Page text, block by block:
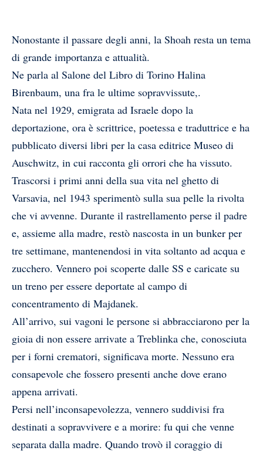
Nonostante il passare degli anni, la Shoah resta un tema
di grande importanza e attualità.
Ne parla al Salone del Libro di Torino Halina
Birenbaum, una fra le ultime sopravvissute,.
Nata nel 1929, emigrata ad Israele dopo la
deportazione, ora è scrittrice, poetessa e traduttrice e ha
pubblicato diversi libri per la casa editrice Museo di
Auschwitz, in cui racconta gli orrori che ha vissuto.
Trascorsi i primi anni della sua vita nel ghetto di
Varsavia, nel 1943 sperimentò sulla sua pelle la rivolta
che vi avvenne. Durante il rastrellamento perse il padre
e, assieme alla madre, restò nascosta in un bunker per
tre settimane, mantenendosi in vita soltanto ad acqua e
zucchero. Vennero poi scoperte dalle SS e caricate su
un treno per essere deportate al campo di
concentramento di Majdanek.
All’arrivo, sui vagoni le persone si abbracciarono per la
gioia di non essere arrivate a Treblinka che, conosciuta
per i forni crematori, significava morte. Nessuno era
consapevole che fossero presenti anche dove erano
appena arrivati.
Persi nell’inconsapevolezza, vennero suddivisi fra
destinati a sopravvivere e a morire: fu qui che venne
separata dalla madre. Quando trovò il coraggio di